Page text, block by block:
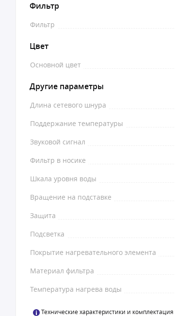
Фильтр
Фильтр
Цвет
Основной цвет
Другие параметры
Длина сетевого шнура
Поддержание температуры
Звуковой сигнал
Фильтр в носике
Шкала уровня воды
Вращение на подставке
Защита
Подсветка
Покрытие нагревательного элемента
Материал фильтра
Температура нагрева воды
Технические характеристики и